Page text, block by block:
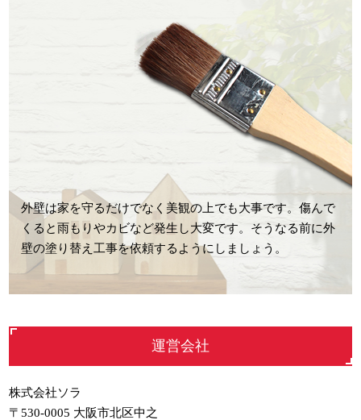
外壁は家を守るだけでなく美観の上でも大事です。傷んで
くると雨もりやカビなど発生し大変です。そうなる前に外
壁の塗り替え工事を依頼するようにしましょう。
運営会社
株式会社ソラ
〒530-0005 大阪市北区中之